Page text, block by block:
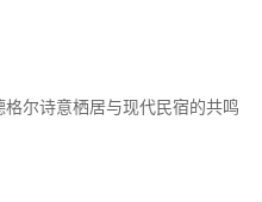
尔诗意栖居与现代民宿的共鸣